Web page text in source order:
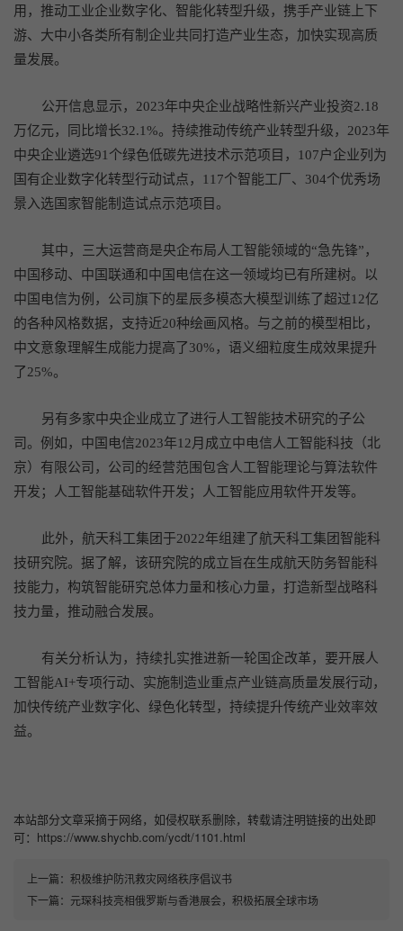
用，推动工业企业数字化、智能化转型升级，携手产业链上下
游、大中小各类所有制企业共同打造产业生态，加快实现高质
量发展。
公开信息显示，2023年中央企业战略性新兴产业投资2.18
万亿元，同比增长32.1%。持续推动传统产业转型升级，2023年
中央企业遴选91个绿色低碳先进技术示范项目，107户企业列为
国有企业数字化转型行动试点，117个智能工厂、304个优秀场
景入选国家智能制造试点示范项目。
其中，三大运营商是央企布局人工智能领域的“急先锋”，
中国移动、中国联通和中国电信在这一领域均已有所建树。以
中国电信为例，公司旗下的星辰多模态大模型训练了超过12亿
的各种风格数据，支持近20种绘画风格。与之前的模型相比，
中文意象理解生成能力提高了30%，语义细粒度生成效果提升
了25%。
另有多家中央企业成立了进行人工智能技术研究的子公
司。例如，中国电信2023年12月成立中电信人工智能科技（北
京）有限公司，公司的经营范围包含人工智能理论与算法软件
开发；人工智能基础软件开发；人工智能应用软件开发等。
此外，航天科工集团于2022年组建了航天科工集团智能科
技研究院。据了解，该研究院的成立旨在生成航天防务智能科
技能力，构筑智能研究总体力量和核心力量，打造新型战略科
技力量，推动融合发展。
有关分析认为，持续扎实推进新一轮国企改革，要开展人
工智能AI+专项行动、实施制造业重点产业链高质量发展行动，
加快传统产业数字化、绿色化转型，持续提升传统产业效率效
益。
本站部分文章采摘于网络，如侵权联系删除，转载请注明链接的出处即
可：https://www.shychb.com/ycdt/1101.html
上一篇： 积极维护防汛救灾网络秩序倡议书
下一篇： 元琛科技亮相俄罗斯与香港展会，积极拓展全球市场